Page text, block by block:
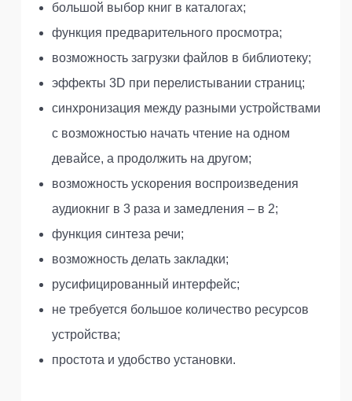
большой выбор книг в каталогах;
функция предварительного просмотра;
возможность загрузки файлов в библиотеку;
эффекты 3D при перелистывании страниц;
синхронизация между разными устройствами
с возможностью начать чтение на одном
девайсе, а продолжить на другом;
возможность ускорения воспроизведения
аудиокниг в 3 раза и замедления – в 2;
функция синтеза речи;
возможность делать закладки;
русифицированный интерфейс;
не требуется большое количество ресурсов
устройства;
простота и удобство установки.